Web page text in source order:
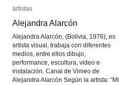
artistas
Alejandra Alarcón
Alejandra Alarcón, (Bolivia, 1976), es
artista visual, trabaja con diferentes
medios, entre ellos dibujo,
performance, escultura, video e
instalación. Canal de Vimeo de
Alejandra Alarcón Según la artista: “Mi
artistas
Alejandra Alarcón